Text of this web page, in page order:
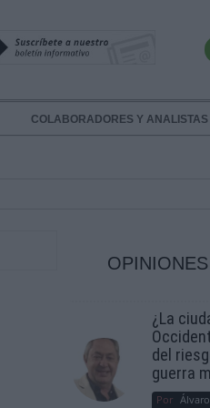
COLABORADORES Y ANALISTAS
¿La
del
guerra
Por